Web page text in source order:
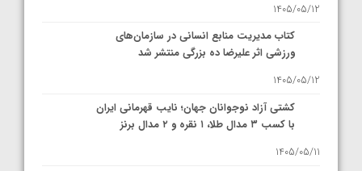
1405/05/12
کتاب مدیریت منابع انسانی در سازمان‌های
ورزشی اثر علیرضا ده بزرگی منتشر شد
1405/05/12
کشتی آزاد نوجوانان جهان؛ نایب قهرمانی ایران
با کسب ۳ مدال طلا، ۱ نقره و ۲ مدال برنز
1405/05/11